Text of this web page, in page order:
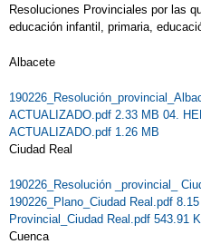
Resoluciones Provinciales por las
educación infantil, primaria,
Albacete
ACTUALIZADO.pdf 2.33 MB 04.
ACTUALIZADO.pdf 1.26 MB
Ciudad Real
190226_Resolución _provincial_
190226_Plano_Ciudad Real.pdf
Provincial_Ciudad Real.pdf 543.91
Cuenca